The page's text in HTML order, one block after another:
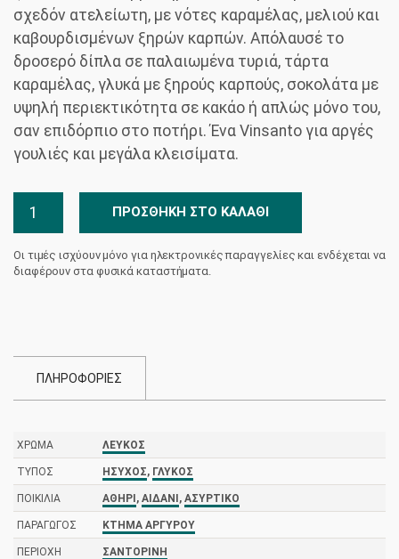
σχεδόν ατελείωτη, με νότες καραμέλας, μελιού και
καβουρδισμένων ξηρών καρπών. Απόλαυσέ το
δροσερό δίπλα σε παλαιωμένα τυριά, τάρτα
καραμέλας, γλυκά με ξηρούς καρπούς, σοκολάτα με
υψηλή περιεκτικότητα σε κακάο ή απλώς μόνο του,
σαν επιδόρπιο στο ποτήρι. Ένα Vinsanto για αργές
γουλιές και μεγάλα κλεισίματα.
Vinsanto
Release
Κτήμα
ΠΡΟΣΘΉΚΗ ΣΤΟ ΚΑΛΆΘΙ
Οι τιμές ισχύουν μόνο για ηλεκτρονικές παραγγελίες και ενδέχεται να
διαφέρουν στα φυσικά καταστήματα.
ΠΛΗΡΟΦΟΡΙΕΣ
ΧΡΏΜΑ ΛΕΥΚΌΣ
ΤΎΠΟΣ ΉΣΥΧΟΣ, ΓΛΥΚΌΣ
ΠΟΙΚΙΛΊΑ ΑΘΉΡΙ, ΑΙΔΆΝΙ, ΑΣΎΡΤΙΚΟ
ΠΑΡΑΓΩΓΌΣ ΚΤΉΜΑ ΑΡΓΥΡΟΎ
ΠΕΡΙΟΧΉ ΣΑΝΤΟΡΊΝΗ